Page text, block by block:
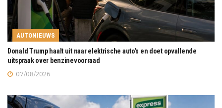
AUTONIEUWS
Donald Trump haalt uit naar elektrische auto’s en doet opvallende
uitspraak over benzinevoorraad
07/08/2026